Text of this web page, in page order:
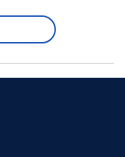
de subsídio acionável
de (ii) dano à